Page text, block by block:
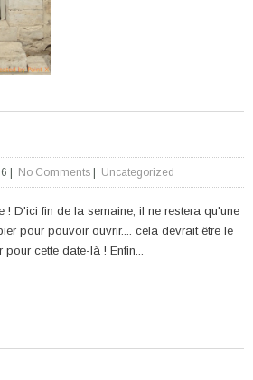
No Comments Uncategorized
! D'ici fin de la semaine, il ne restera qu'une
pour pouvoir ouvrir.... cela devrait être le
cette date-là ! Enfin...